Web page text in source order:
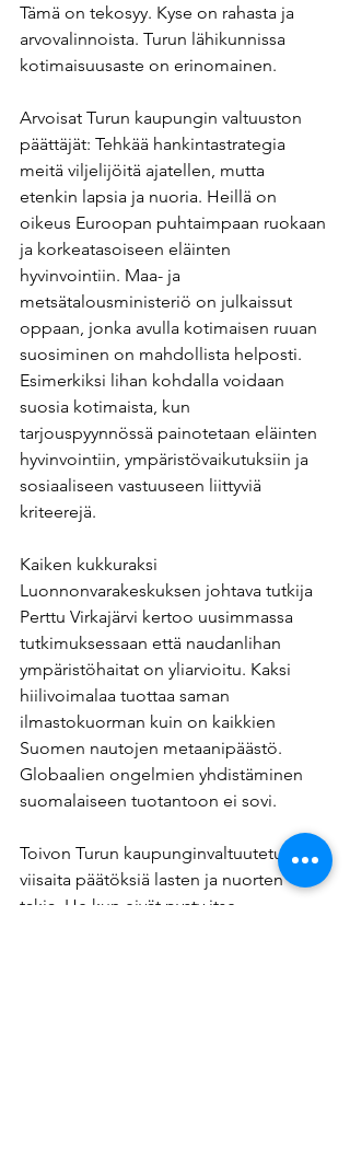
Tämä on tekosyy. Kyse on rahasta ja
arvovalinnoista. Turun lähikunnissa
kotimaisuusaste on erinomainen.
Arvoisat Turun kaupungin valtuuston
päättäjät: Tehkää hankintastrategia
meitä viljelijöitä ajatellen, mutta
etenkin lapsia ja nuoria. Heillä on
oikeus Euroopan puhtaimpaan ruokaan
ja korkeatasoiseen eläinten
hyvinvointiin. Maa- ja
metsätalousministeriö on julkaissut
oppaan, jonka avulla kotimaisen ruuan
suosiminen on mahdollista helposti.
Esimerkiksi lihan kohdalla voidaan
suosia kotimaista, kun
tarjouspyynnössä painotetaan eläinten
hyvinvointiin, ympäristövaikutuksiin ja
sosiaaliseen vastuuseen liittyviä
kriteerejä.
Kaiken kukkuraksi
Luonnonvarakeskuksen johtava tutkija
Perttu Virkajärvi kertoo uusimmassa
tutkimuksessaan että naudanlihan
ympäristöhaitat on yliarvioitu. Kaksi
hiilivoimalaa tuottaa saman
ilmastokuorman kuin on kaikkien
Suomen nautojen metaanipäästö.
Globaalien ongelmien yhdistäminen
suomalaiseen tuotantoon ei sovi.
Toivon Turun kaupunginvaltuutetuilta
viisaita päätöksiä lasten ja nuorten
takia. He kun eivät pysty itse